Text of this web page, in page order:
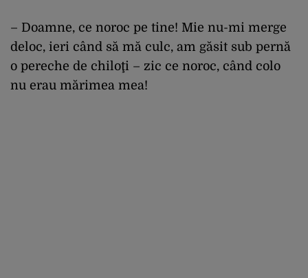
– Doamne, ce noroc pe tine! Mie nu-mi merge
deloc, ieri când să mă culc, am găsit sub pernă
o pereche de chiloţi – zic ce noroc, când colo
nu erau mărimea mea!